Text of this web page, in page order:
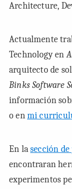
Architecture,
Actualmente
Technologyen
arquitecto de
Binks Software
información
o enmi
En lasección
encontraran
experimentos